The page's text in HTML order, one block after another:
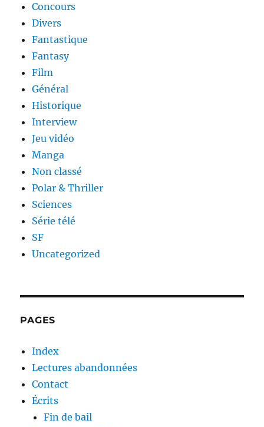
Concours
Divers
Fantastique
Fantasy
Film
Général
Historique
Interview
Jeu vidéo
Manga
Non classé
Polar & Thriller
Sciences
Série télé
SF
Uncategorized
PAGES
Index
Lectures abandonnées
Contact
Écrits
Fin de bail